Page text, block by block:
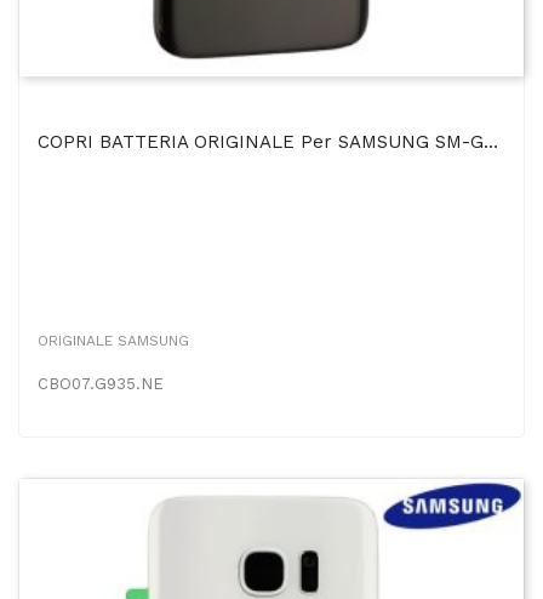
COPRI BATTERIA ORIGINALE Per SAMSUNG SM-G935 GALAXY S7 EDGE COLORE NERO BULK
ORIGINALE SAMSUNG
CBO07.G935.NE